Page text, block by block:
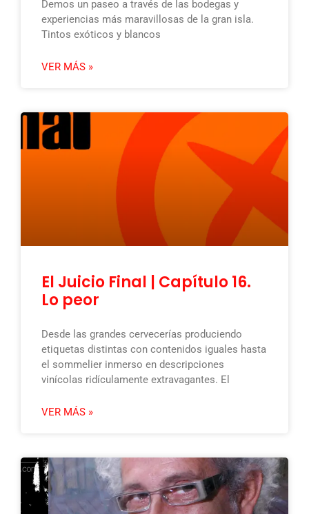
Demos un paseo a través de las bodegas y
experiencias más maravillosas de la gran isla.
Tintos exóticos y blancos
VER MÁS »
El Juicio Final | Capítulo 16.
Lo peor
Desde las grandes cervecerías produciendo
etiquetas distintas con contenidos iguales hasta
el sommelier inmerso en descripciones
vinícolas ridículamente extravagantes. El
VER MÁS »